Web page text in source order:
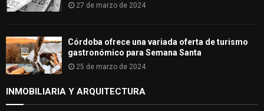
27 de marzo de 2024
Córdoba ofrece una variada oferta de turismo
gastronómico para Semana Santa
25 de marzo de 2024
INMOBILIARIA Y ARQUITECTURA